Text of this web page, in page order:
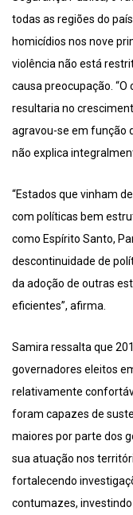
todas as regiões do
homicídios nos nove
violência não está
causa preocupação.
resultaria no
agravou-se em função
não explica
“Estados que vinham
com políticas bem
como Espírito Santo,
descontinuidade de
da adoção de outras
eficientes”, afirma.
Samira ressalta que
governadores eleitos
relativamente
foram capazes de
maiores por parte dos
sua atuação nos
fortalecendo
contumazes,